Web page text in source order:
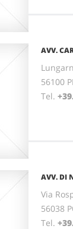
AVV.
56100
Tel.
AVV. DI
Via
56038
Tel.